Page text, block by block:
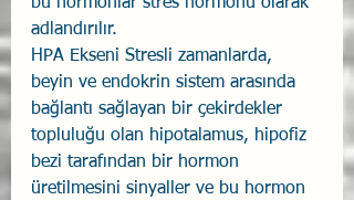
bu hormonlar stres hormonu olarak
adlandırılır.
HPA Ekseni Stresli zamanlarda,
beyin ve endokrin sistem arasında
bağlantı sağlayan bir çekirdekler
topluluğu olan hipotalamus, hipofiz
bezi tarafından bir hormon
üretilmesini sinyaller ve bu hormon